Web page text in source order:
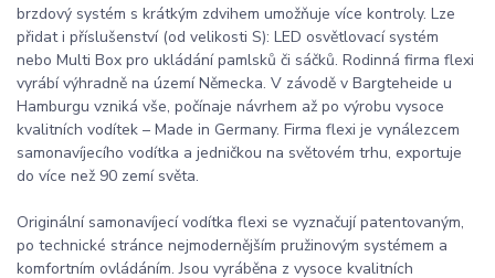
brzdový systém s krátkým zdvihem umožňuje více kontroly. Lze
přidat i příslušenství (od velikosti S): LED osvětlovací systém
nebo Multi Box pro ukládání pamlsků či sáčků. Rodinná firma flexi
vyrábí výhradně na území Německa. V závodě v Bargteheide u
Hamburgu vzniká vše, počínaje návrhem až po výrobu vysoce
kvalitních vodítek – Made in Germany. Firma flexi je vynálezcem
samonavíjecího vodítka a jedničkou na světovém trhu, exportuje
do více než 90 zemí světa.
Originální samonavíjecí vodítka flexi se vyznačují patentovaným,
po technické stránce nejmodernějším pružinovým systémem a
komfortním ovládáním. Jsou vyráběna z vysoce kvalitních